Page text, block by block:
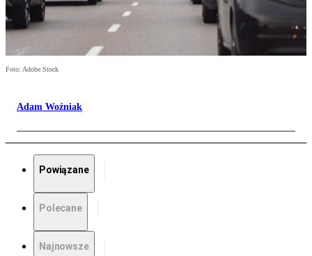
Foto: Adobe Stock
Adam Woźniak
Powiązane
Polecane
Najnowsze